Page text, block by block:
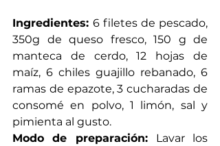
Ingredientes: 6 filetes de pescado,
350g de queso fresco, 150 g de
manteca de cerdo, 12 hojas de
maíz, 6 chiles guajillo rebanado, 6
ramas de epazote, 3 cucharadas de
consomé en polvo, 1 limón, sal y
pimienta al gusto.
Modo de preparación: Lavar los